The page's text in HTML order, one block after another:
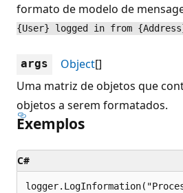
formato de modelo de
{User} logged in from
args Object[]
Uma matriz de objetos que
objetos a serem formatados.
Exemplos
C#